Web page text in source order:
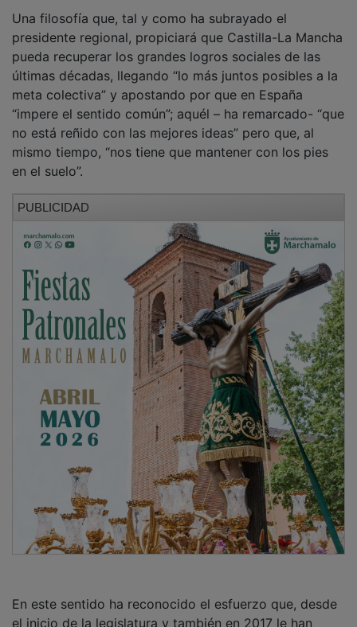
Una filosofía que, tal y como ha subrayado el
presidente regional, propiciará que Castilla-La Mancha
pueda recuperar los grandes logros sociales de las
últimas décadas, llegando “lo más juntos posibles a la
meta colectiva” y apostando por que en España
“impere el sentido común”; aquél – ha remarcado- “que
no está reñido con las mejores ideas” pero que, al
mismo tiempo, “nos tiene que mantener con los pies
en el suelo”.
PUBLICIDAD
En este sentido ha reconocido el esfuerzo que, desde
el inicio de la legislatura y también en 2017 le han